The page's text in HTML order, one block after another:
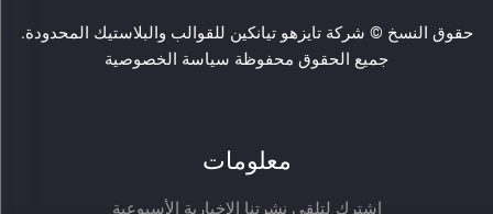
حقوق النسخ © شركة تايزهو تيانكين للقوالب والبلاستيك المحدودة.
جميع الحقوق محفوظة سياسة الخصوصية
معلومات
اشترك لتلقي نشرتنا الإخبارية الأسبوعية